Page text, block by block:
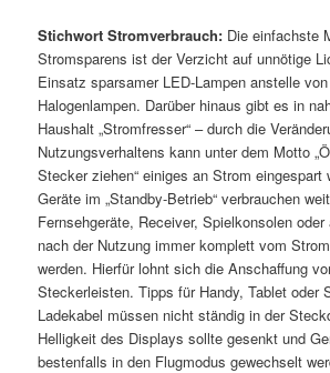
Stichwort Stromverbrauch: Die einfachste
Stromsparens ist der Verzicht auf unnötige
Einsatz sparsamer LED-Lampen anstelle
Halogenlampen. Darüber hinaus gibt es in
Haushalt „Stromfresser“ – durch die
Nutzungsverhaltens kann unter dem Motto
Stecker ziehen“ einiges an Strom eingespart
Geräte im „Standby-Betrieb“ verbrauchen
Fernsehgeräte, Receiver, Spielkonsolen
nach der Nutzung immer komplett vom
werden. Hierfür lohnt sich die Anschaffung
Steckerleisten. Tipps für Handy, Tablet oder
Ladekabel müssen nicht ständig in der
Helligkeit des Displays sollte gesenkt und
bestenfalls in den Flugmodus gewechselt